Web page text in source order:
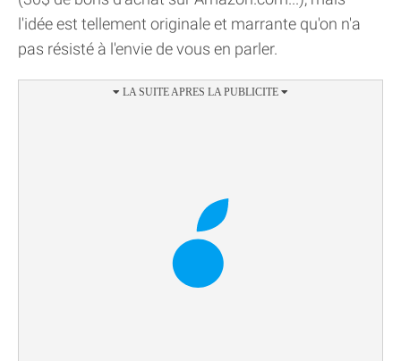
l'idée est tellement originale et marrante qu'on n'a
pas résisté à l'envie de vous en parler.